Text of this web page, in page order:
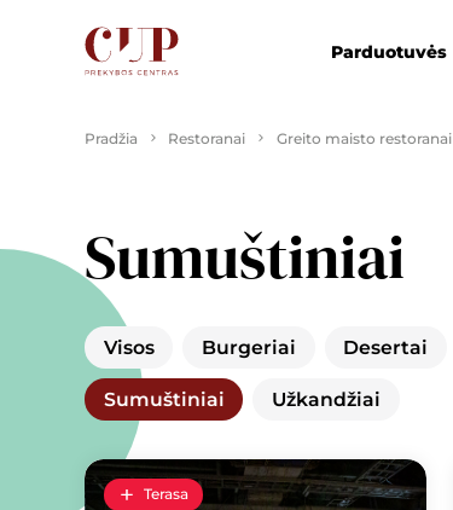
Parduotuvės
Pradžia Restoranai Greito maisto restoranai
Sumuštiniai
Visos Burgeriai Desertai
Sumuštiniai Užkandžiai
Terasa